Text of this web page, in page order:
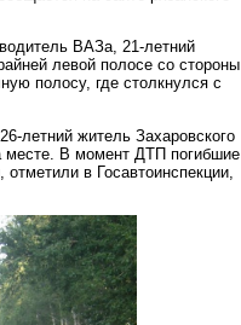
ВАЗа, 21-летний
левой полосе со стороны
полосу, где столкнулся с
летний житель Захаровского
месте. В момент ДТП погибшие
в Госавтоинспекции,